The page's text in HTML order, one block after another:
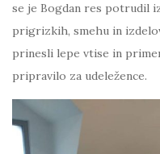
se je Bogdan res potrudil
prigrizkih, smehu in
prinesli lepe vtise in
pripravilo za udeležence.